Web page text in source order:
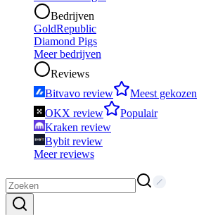
Bedrijven
GoldRepublic
Diamond Pigs
Meer bedrijven
Reviews
Bitvavo review
Meest gekozen
OKX review
Populair
Kraken review
Bybit review
Meer reviews